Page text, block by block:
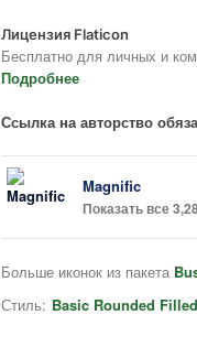
Лицензия Flaticon
Бесплатно для личных и
Подробнее
Ссылка на авторство
Magnific
Показать все
Больше иконок из пакета
Стиль: Basic Rounded Filled